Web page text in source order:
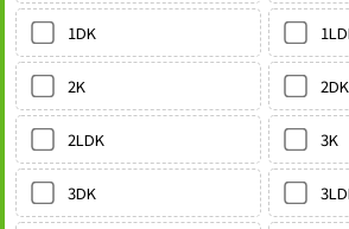
1DK
2K 2DK
2LDK 3K
3DK